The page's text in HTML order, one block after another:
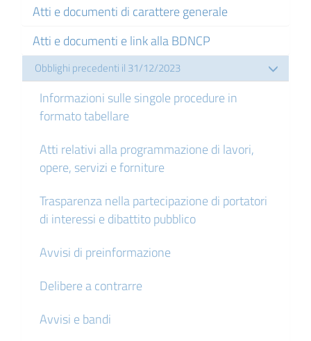
Atti e documenti di carattere generale
Atti e documenti e link alla BDNCP
Obblighi precedenti il 31/12/2023
Informazioni sulle singole procedure in
formato tabellare
Atti relativi alla programmazione di lavori,
opere, servizi e forniture
Trasparenza nella partecipazione di portatori
di interessi e dibattito pubblico
Avvisi di preinformazione
Delibere a contrarre
Avvisi e bandi